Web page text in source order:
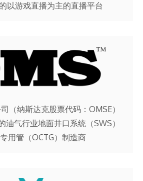
以游戏直播为主的直播平台
（纳斯达克股票代码：OMSE）
油气行业地面井口系统（SWS）
用管（OCTG）制造商